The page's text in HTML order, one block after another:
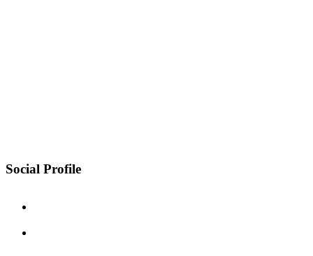
Social Profile